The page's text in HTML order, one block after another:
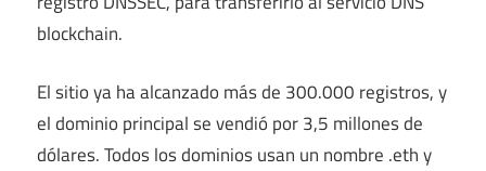
blockchain.
El sitio ya ha alcanzado más de 300.000 registros, y
el dominio principal se vendió por 3,5 millones de
dólares. Todos los dominios usan un nombre .eth y